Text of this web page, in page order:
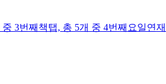
중 3번째 책탭, 총 5개 중 4번째 요일연재